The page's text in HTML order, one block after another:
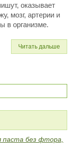
оказывает
мозг, артерии и
в организме.
Читать дальше
паста без фтора,